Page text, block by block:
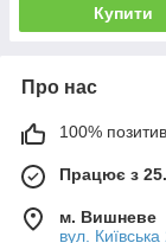
Купити
Про нас
100%
Працює з
м. Вишневе
вул.